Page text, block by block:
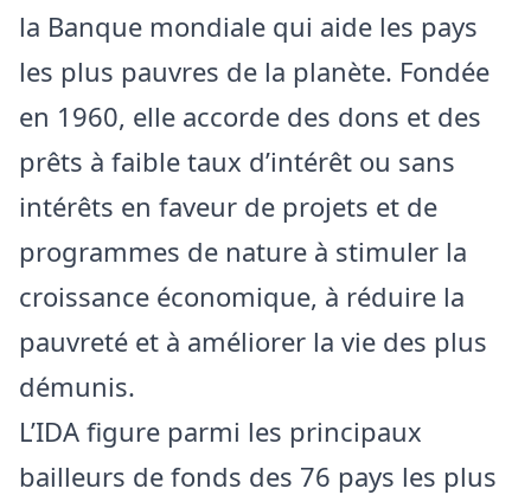
la Banque mondiale qui aide les pays
les plus pauvres de la planète. Fondée
en 1960, elle accorde des dons et des
prêts à faible taux d’intérêt ou sans
intérêts en faveur de projets et de
programmes de nature à stimuler la
croissance économique, à réduire la
pauvreté et à améliorer la vie des plus
démunis.
L’IDA figure parmi les principaux
bailleurs de fonds des 76 pays les plus